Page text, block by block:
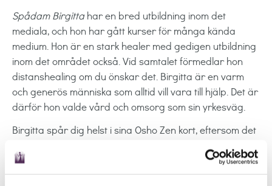
Spådam Birgittahar en bred utbildning inom det
mediala, och hon har gått kurser för många kända
medium. Hon är en stark healer med gedigen utbildning
inom det området också. Vid samtalet förmedlar hon
distanshealing om du önskar det. Birgitta är en varm
och generös människa som alltid vill vara till hjälp. Det är
därför hon valde vård och omsorg som sin yrkesväg.
Birgitta spår dig helst i sina Osho Zen kort, eftersom det
många kort som behövs. Korten hjälper henne att starta
upp och få igång flödet av information. Hennes intuition